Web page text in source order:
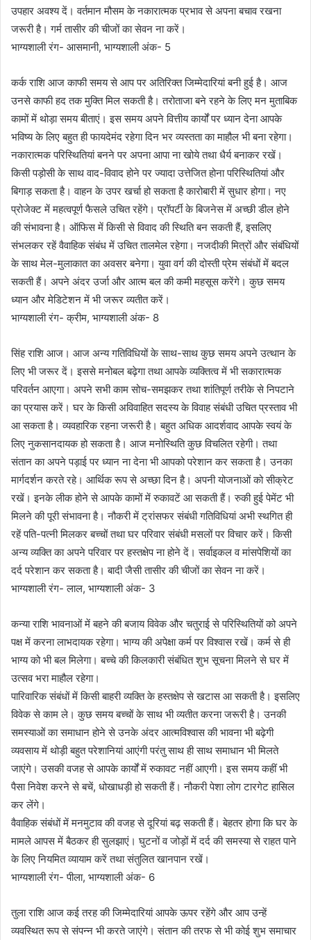
उपहार अवश्य दें। वर्तमान मौसम के नकारात्मक प्रभाव से अपना बचाव रखना
जरूरी है। गर्म तासीर की चीजों का सेवन ना करें।
भाग्यशाली रंग- आसमानी, भाग्यशाली अंक- 5
कर्क राशि आज काफी समय से आप पर अतिरिक्त जिम्मेदारियां बनी हुई है। आज
उनसे काफी हद तक मुक्ति मिल सकती है। तरोताजा बने रहने के लिए मन मुताबिक
कामों में थोड़ा समय बीताएं। इस समय अपने वित्तीय कार्यों पर ध्यान देना आपके
भविष्य के लिए बहुत ही फायदेमंद रहेगा दिन भर व्यस्तता का माहौल भी बना रहेगा।
नकारात्मक परिस्थितियां बनने पर अपना आपा ना खोये तथा धैर्य बनाकर रखें।
किसी पड़ोसी के साथ वाद-विवाद होने पर ज्यादा उत्तेजित होना परिस्थितियां और
बिगाड़ सकता है। वाहन के उपर खर्चा हो सकता है कारोबारी में सुधार होगा। नए
प्रोजेक्ट में महत्वपूर्ण फैसले उचित रहेंगे। प्रॉपर्टी के बिजनेस में अच्छी डील होने
की संभावना है। ऑफिस में किसी से विवाद की स्थिति बन सकती हैं, इसलिए
संभलकर रहें वैवाहिक संबंध में उचित तालमेल रहेगा। नजदीकी मित्रों और संबंधियों
के साथ मेल-मुलाकात का अवसर बनेगा। युवा वर्ग की दोस्ती प्रेम संबंधों में बदल
सकती हैं। अपने अंदर उर्जा और आत्म बल की कमी महसूस करेंगे। कुछ समय
ध्यान और मेडिटेशन में भी जरूर व्यतीत करें।
भाग्यशाली रंग- क्रीम, भाग्यशाली अंक- 8
सिंह राशि आज। आज अन्य गतिविधियों के साथ-साथ कुछ समय अपने उत्थान के
लिए भी जरूर दें। इससे मनोबल बढ़ेगा तथा आपके व्यक्तित्व में भी सकारात्मक
परिवर्तन आएगा। अपने सभी काम सोच-समझकर तथा शांतिपूर्ण तरीके से निपटाने
का प्रयास करें। घर के किसी अविवाहित सदस्य के विवाह संबंधी उचित प्रस्ताव भी
आ सकता है। व्यवहारिक रहना जरूरी है। बहुत अधिक आदर्शवाद आपके स्वयं के
लिए नुकसानदायक हो सकता है। आज मनोस्थिति कुछ विचलित रहेगी। तथा
संतान का अपने पड़ाई पर ध्यान ना देना भी आपको परेशान कर सकता है। उनका
मार्गदर्शन करते रहे। आर्थिक रूप से अच्छा दिन है। अपनी योजनाओं को सीक्रेट
रखें। इनके लीक होने से आपके कामों में रुकावटें आ सकती हैं। रुकी हुई पेमेंट भी
मिलने की पूरी संभावना है। नौकरी में ट्रांसफर संबंधी गतिविधियां अभी स्थगित ही
रहें पति-पत्नी मिलकर बच्चों तथा घर परिवार संबंधी मसलों पर विचार करें। किसी
अन्य व्यक्ति का अपने परिवार पर हस्तक्षेप ना होने दें। सर्वाइकल व मांसपेशियों का
दर्द परेशान कर सकता है। बादी जैसी तासीर की चीजों का सेवन ना करें।
भाग्यशाली रंग- लाल, भाग्यशाली अंक- 3
कन्या राशि भावनाओं में बहने की बजाय विवेक और चतुराई से परिस्थितियों को अपने
पक्ष में करना लाभदायक रहेगा। भाग्य की अपेक्षा कर्म पर विश्वास रखें। कर्म से ही
भाग्य को भी बल मिलेगा। बच्चे की किलकारी संबंधित शुभ सूचना मिलने से घर में
उत्सव भरा माहौल रहेगा।
पारिवारिक संबंधों में किसी बाहरी व्यक्ति के हस्तक्षेप से खटास आ सकती है। इसलिए
विवेक से काम ले। कुछ समय बच्चों के साथ भी व्यतीत करना जरूरी है। उनकी
समस्याओं का समाधान होने से उनके अंदर आत्मविश्वास की भावना भी बढ़ेगी
व्यवसाय में थोड़ी बहुत परेशानियां आएंगी परंतु साथ ही साथ समाधान भी मिलते
जाएंगे। उसकी वजह से आपके कार्यों में रुकावट नहीं आएगी। इस समय कहीं भी
पैसा निवेश करने से बचें, धोखाधड़ी हो सकती हैं। नौकरी पेशा लोग टारगेट हासिल
कर लेंगे।
वैवाहिक संबंधों में मनमुटाव की वजह से दूरियां बढ़ सकती हैं। बेहतर होगा कि घर के
मामले आपस में बैठकर ही सुलझाएं। घुटनों व जोड़ों में दर्द की समस्या से राहत पाने
के लिए नियमित व्यायाम करें तथा संतुलित खानपान रखें।
भाग्यशाली रंग- पीला, भाग्यशाली अंक- 6
तुला राशि आज कई तरह की जिम्मेदारियां आपके ऊपर रहेंगे और आप उन्हें
व्यवस्थित रूप से संपन्न भी करते जाएंगे। संतान की तरफ से भी कोई शुभ समाचार